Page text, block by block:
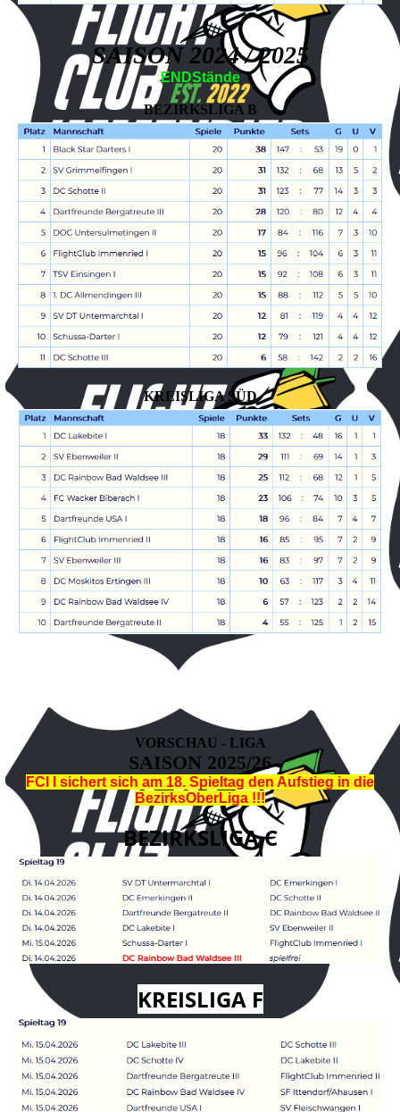
SAISON 2024 / 2025
ENDStände
BEZIRKSLIGA B
KREISLIGA SÜD
VORSCHAU - LIGA
SAISON 2025/26
FCI I sichert sich am 18. Spieltag den Aufstieg in die
BezirksOberLiga !!!
BEZIRKSLIGA C
KREISLIGA F